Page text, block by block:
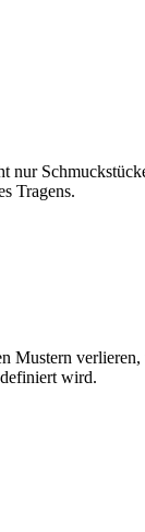
nur
Tragens.
wird.